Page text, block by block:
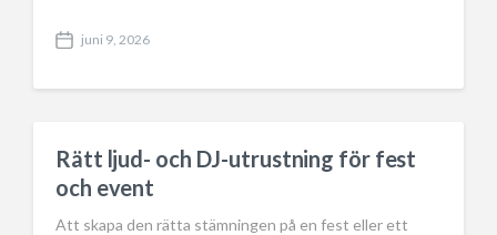
P
s
a
t
e
juni 9, 2026
Rätt ljud- och DJ-utrustning för fest
och event
Att skapa den rätta stämningen på en fest eller ett